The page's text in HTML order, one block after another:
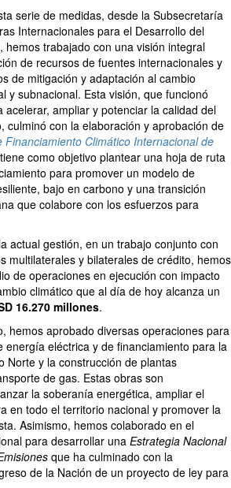
serie de medidas, desde la Subsecretaría
Internacionales para el Desarrollo del
hemos trabajado con una visión integral
de recursos de fuentes internacionales y
de mitigación y adaptación al cambio
y subnacional. Esta visión, que funcionó
acelerar, ampliar y potenciar la calidad del
culminó con la elaboración y aprobación de
Financiamiento Climático Internacional de
como objetivo plantear una hoja de ruta
para promover un modelo de
bajo en carbono y una transición
que colabore con los esfuerzos para
actual gestión, en un trabajo conjunto con
multilaterales y bilaterales de crédito, hemos
de operaciones en ejecución con impacto
climático que al día de hoy alcanza un
16.270 millones.
hemos aprobado diversas operaciones para
energía eléctrica y de financiamiento para la
Norte y la construcción de plantas
de gas. Estas obras son
la soberanía energética, ampliar el
en todo el territorio nacional y promover la
Asimismo, hemos colaborado en el
para desarrollar una Estrategia Nacional
que ha culminado con la
de la Nación de un proyecto de ley para